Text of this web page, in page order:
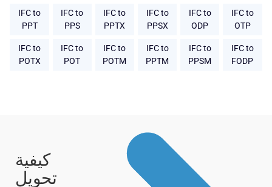
IFC to
PPT
IFC to
PPS
IFC to
PPTX
IFC to
PPSX
IFC to
ODP
IFC to
OTP
IFC to
POTX
IFC to
POT
IFC to
POTM
IFC to
PPTM
IFC to
PPSM
IFC to
FODP
كيفية
تحويل